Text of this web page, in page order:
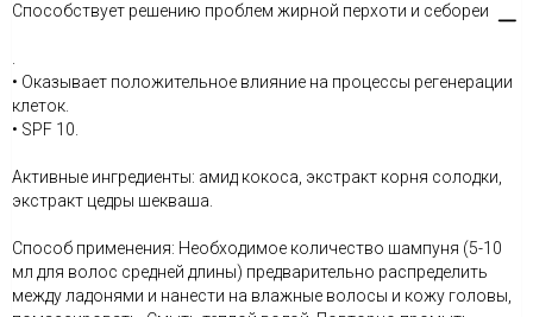
Способствует решению проблем жирной перхоти и себореи
• Оказывает положительное влияние на процессы регенерации
клеток.
• SPF 10.
Активные ингредиенты: амид кокоса, экстракт корня солодки,
экстракт цедры шекваша.
Способ применения: Необходимое количество шампуня (5-10
мл для волос средней длины) предварительно распределить
между ладонями и нанести на влажные волосы и кожу головы,